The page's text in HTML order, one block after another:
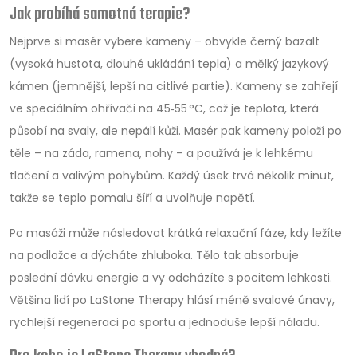
Jak probíhá samotná terapie?
Nejprve si masér vybere kameny – obvykle černý bazalt
(vysoká hustota, dlouhé ukládání tepla) a mělký jazykový
kámen (jemnější, lepší na citlivé partie). Kameny se zahřejí
ve speciálním ohřívači na 45‑55 °C, což je teplota, která
působí na svaly, ale nepálí kůži. Masér pak kameny položí po
těle – na záda, ramena, nohy – a používá je k lehkému
tlačení a valivým pohybům. Každý úsek trvá několik minut,
takže se teplo pomalu šíří a uvolňuje napětí.
Po masáži může následovat krátká relaxační fáze, kdy ležíte
na podložce a dýcháte zhluboka. Tělo tak absorbuje
poslední dávku energie a vy odcházíte s pocitem lehkosti.
Většina lidí po LaStone Therapy hlásí méně svalové únavy,
rychlejší regeneraci po sportu a jednoduše lepší náladu.